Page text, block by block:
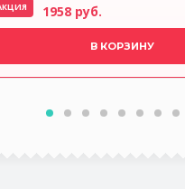
1958 руб.
В КОРЗИНУ